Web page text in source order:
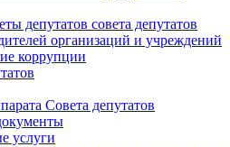
депутатов совета депутатов
организаций и учреждений
коррупции
Совета депутатов
услуги